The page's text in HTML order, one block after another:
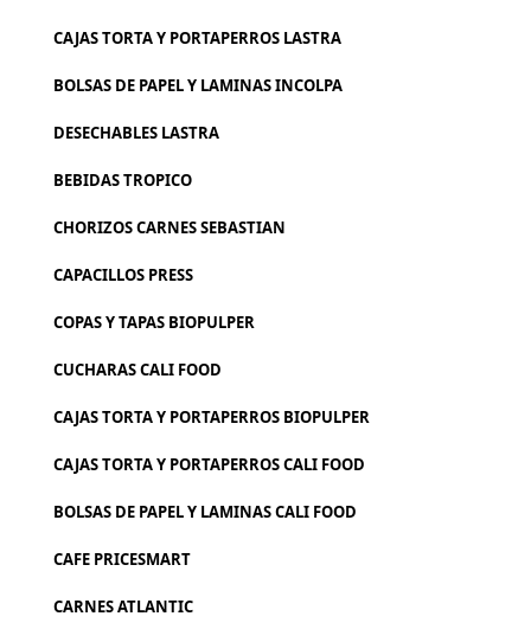
CAJAS TORTA Y PORTAPERROS LASTRA
BOLSAS DE PAPEL Y LAMINAS INCOLPA
DESECHABLES LASTRA
BEBIDAS TROPICO
CHORIZOS CARNES SEBASTIAN
CAPACILLOS PRESS
COPAS Y TAPAS BIOPULPER
CUCHARAS CALI FOOD
CAJAS TORTA Y PORTAPERROS BIOPULPER
CAJAS TORTA Y PORTAPERROS CALI FOOD
BOLSAS DE PAPEL Y LAMINAS CALI FOOD
CAFE PRICESMART
CARNES ATLANTIC